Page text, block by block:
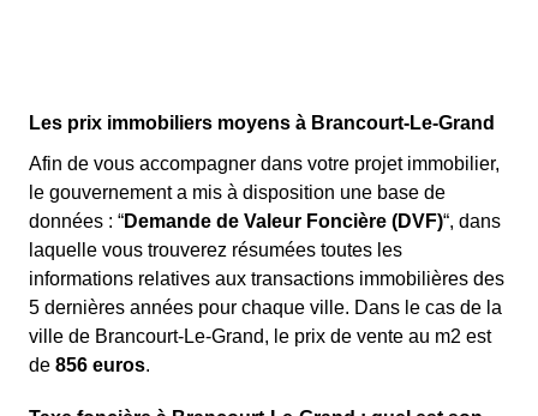
Les prix immobiliers moyens à Brancourt-Le-Grand
Afin de vous accompagner dans votre projet immobilier,
le gouvernement a mis à disposition une base de
données : “Demande de Valeur Foncière (DVF)“, dans
laquelle vous trouverez résumées toutes les
informations relatives aux transactions immobilières des
5 dernières années pour chaque ville. Dans le cas de la
ville de Brancourt-Le-Grand, le prix de vente au m2 est
de 856 euros.